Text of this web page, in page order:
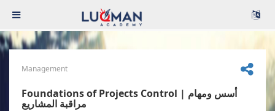
Management
Foundations of Projects Control | أسس ومهام
مراقبة المشاريع